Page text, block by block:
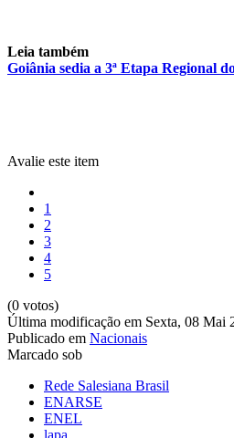
Leia também
Goiânia sedia a 3ª Etapa Regional
Avalie este item
1
2
3
4
5
(0 votos)
Última modificação em Sexta, 08 Mai
Publicado em Nacionais
Marcado sob
Rede Salesiana Brasil
ENARSE
ENEL
lapa